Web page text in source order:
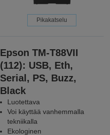
Pikakatselu
Epson TM-T88VII
(112): USB, Eth,
Serial, PS, Buzz,
Black
Luotettava
Voi käyttää vanhemmalla
tekniikalla
Ekologinen